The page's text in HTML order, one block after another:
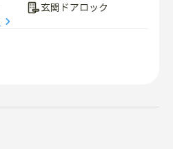
玄関ドアロック